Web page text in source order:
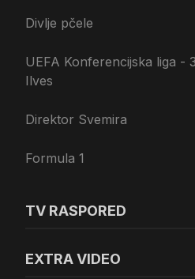
Divlje pčele
UEFA Konferencijska liga -
Ilves
Direktor Svemira
Formula 1
TV RASPORED
EXTRA VIDEO